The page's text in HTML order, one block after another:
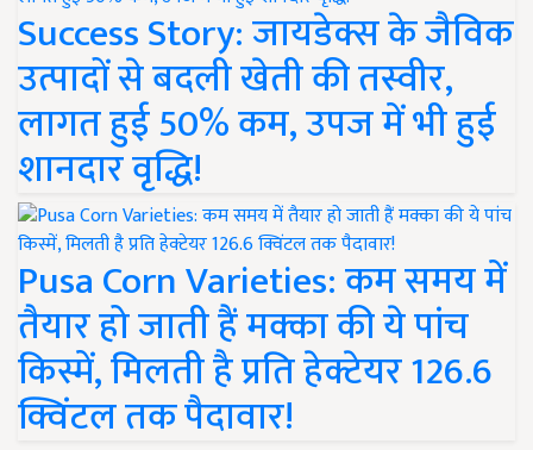
Success Story: जायडेक्स के जैविक
उत्पादों से बदली खेती की तस्वीर,
लागत हुई 50% कम, उपज में भी हुई
शानदार वृद्धि!
Pusa Corn Varieties: कम समय में
तैयार हो जाती हैं मक्का की ये पांच
किस्में, मिलती है प्रति हेक्टेयर 126.6
क्विंटल तक पैदावार!